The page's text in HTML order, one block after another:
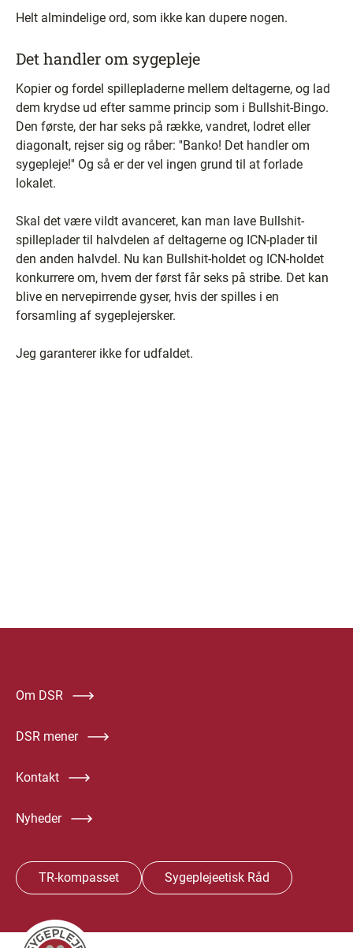
Helt almindelige ord, som ikke kan dupere nogen.
Det handler om sygepleje
Kopier og fordel spillepladerne mellem deltagerne, og lad
dem krydse ud efter samme princip som i Bullshit-Bingo.
Den første, der har seks på række, vandret, lodret eller
diagonalt, rejser sig og råber: ''Banko! Det handler om
sygepleje!'' Og så er der vel ingen grund til at forlade
lokalet.
Skal det være vildt avanceret, kan man lave Bullshit-
spilleplader til halvdelen af deltagerne og ICN-plader til
den anden halvdel. Nu kan Bullshit-holdet og ICN-holdet
konkurrere om, hvem der først får seks på stribe. Det kan
blive en nervepirrende gyser, hvis der spilles i en
forsamling af sygeplejersker.
Jeg garanterer ikke for udfaldet.
Om DSR
DSR mener
Kontakt
Nyheder
TR-kompasset Sygeplejeetisk Råd